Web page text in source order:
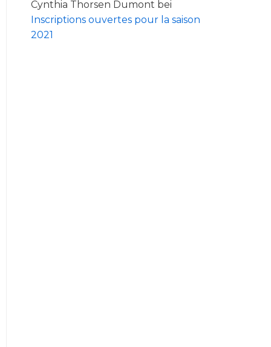
Cynthia Thorsen Dumont bei
Inscriptions ouvertes pour la saison
2021